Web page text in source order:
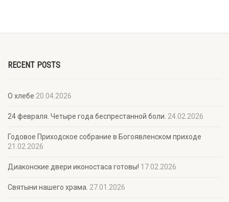
RECENT POSTS
О хлебе 20.04.2026
24 февраля. Четыре года беспрестанной боли. 24.02.2026
Годовое Приходское собрание в Богоявленском приходе
21.02.2026
Диаконские двери иконостаса готовы! 17.02.2026
Святыни нашего храма. 27.01.2026